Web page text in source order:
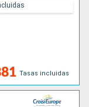
Tasas incluidas